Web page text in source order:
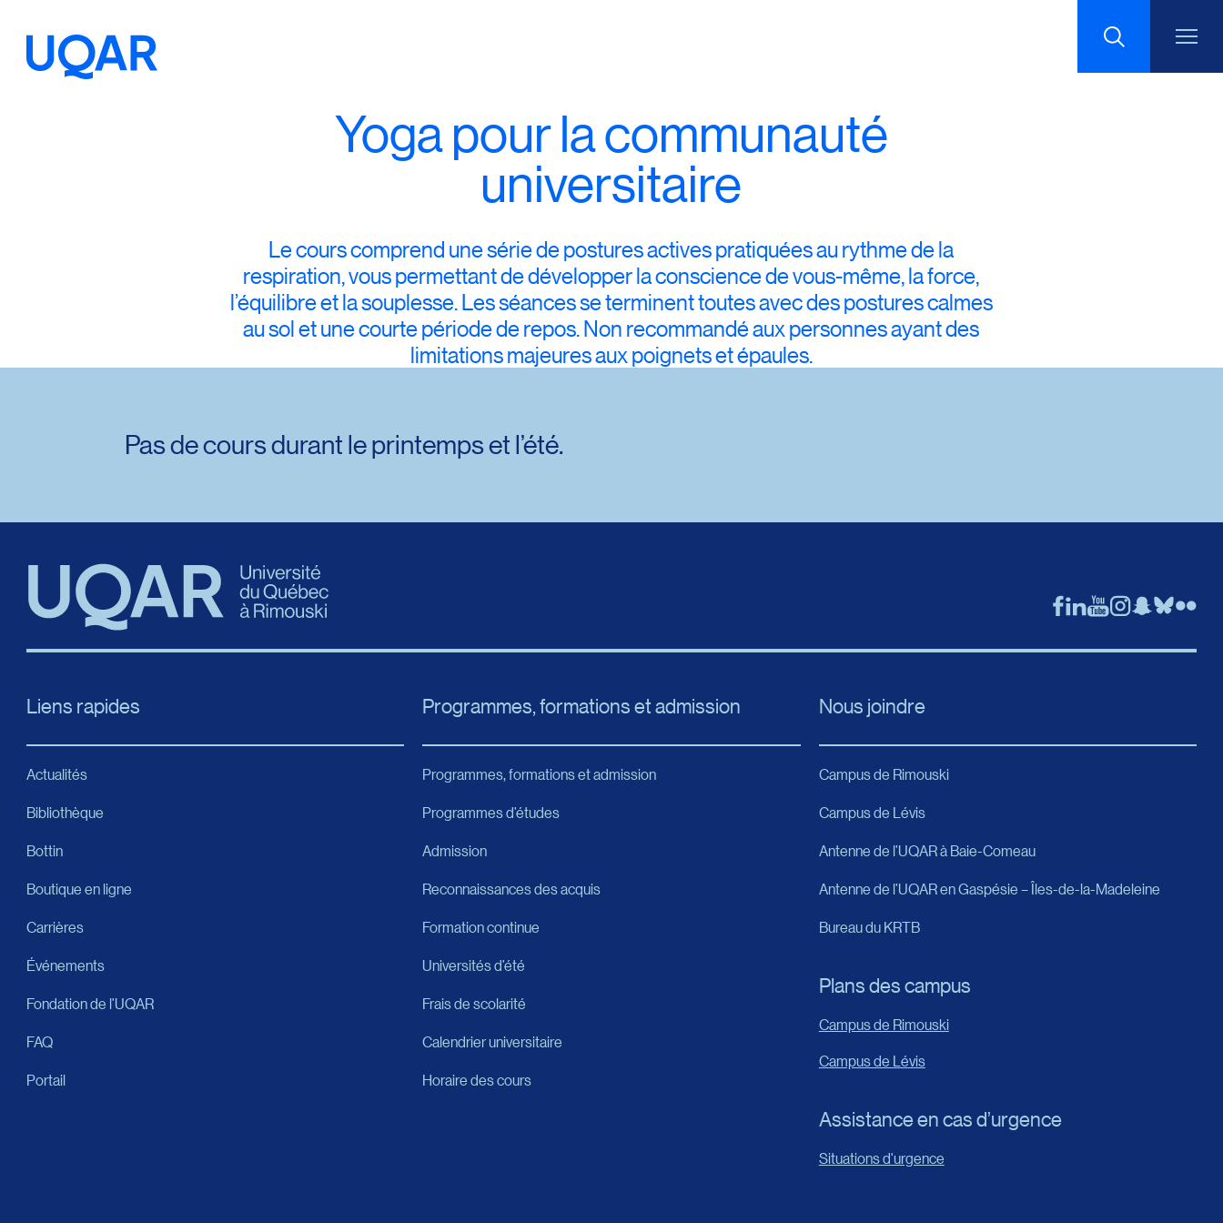
Recherche
Interlignage du texte
Espacement du texte
Réinitialiser les paramètres
Yoga pour la communauté
universitaire
Le cours comprend une série de postures actives pratiquées au rythme de la
respiration, vous permettant de développer la conscience de vous-même, la force,
l’équilibre et la souplesse. Les séances se terminent toutes avec des postures calmes
au sol et une courte période de repos. Non recommandé aux personnes ayant des
limitations majeures aux poignets et épaules.
Pas de cours durant le printemps et l’été.
Liens rapides
Actualités
Bibliothèque
Bottin
Boutique en ligne
Carrières
Événements
Fondation de l’UQAR
FAQ
Portail
Programmes, formations et admission
Programmes, formations et admission
Programmes d’études
Admission
Reconnaissances des acquis
Formation continue
Universités d’été
Frais de scolarité
Calendrier universitaire
Horaire des cours
Nous joindre
Campus de Rimouski
Campus de Lévis
Antenne de l’UQAR à Baie-Comeau
Antenne de l’UQAR en Gaspésie – Îles-de-la-Madeleine
Bureau du KRTB
Plans des campus
Campus de Rimouski
Campus de Lévis
Assistance en cas d’urgence
Situations d'urgence